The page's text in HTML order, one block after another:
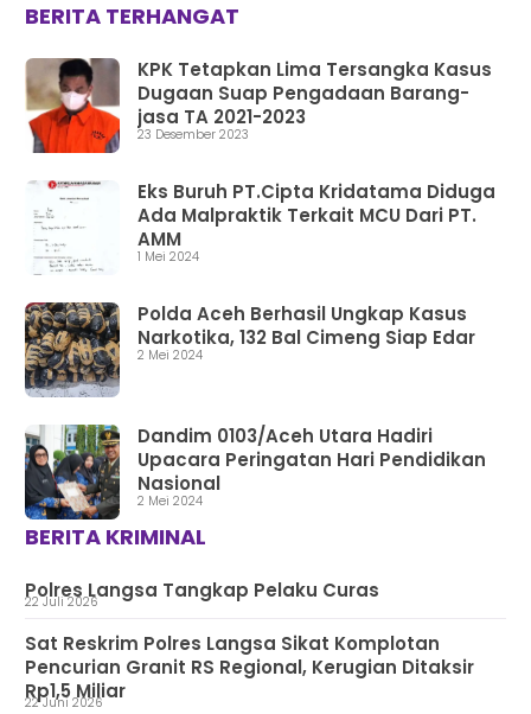
BERITA TERHANGAT
KPK Tetapkan Lima Tersangka Kasus
Dugaan Suap Pengadaan Barang-
jasa TA 2021-2023
23 Desember 2023
Eks Buruh PT.Cipta Kridatama Diduga
Ada Malpraktik Terkait MCU Dari PT.
AMM
1 Mei 2024
Polda Aceh Berhasil Ungkap Kasus
Narkotika, 132 Bal Cimeng Siap Edar
2 Mei 2024
Dandim 0103/Aceh Utara Hadiri
Upacara Peringatan Hari Pendidikan
Nasional
2 Mei 2024
BERITA KRIMINAL
Polres Langsa Tangkap Pelaku Curas
22 Juli 2026
Sat Reskrim Polres Langsa Sikat Komplotan
Pencurian Granit RS Regional, Kerugian Ditaksir
Rp1,5 Miliar
22 Juni 2026